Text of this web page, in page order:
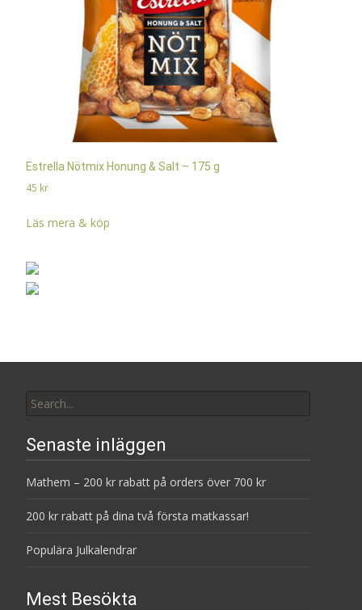
Estrella Nötmix Honung & Salt – 175 g
45 kr
Läs mera & köp
for:
Senaste inläggen
Mathem – 200 kr rabatt på orders över 700 kr
200 kr rabatt på dina två första matkassar!
Populära Julkalendrar
Mest Besökta